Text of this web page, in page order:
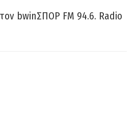
bwinΣΠΟΡ FM 94.6. Radio